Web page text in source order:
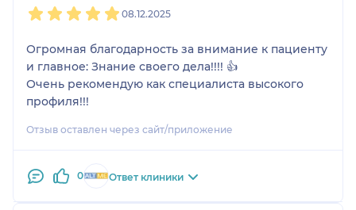
08.12.2025
Огромная благодарность за внимание к пациенту
и главное: Знание своего дела!!!! 👍
Очень рекомендую как специалиста высокого
профиля!!!
Отзыв оставлен через сайт/приложение
0 Ответ клиники